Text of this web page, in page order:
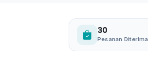
30
Pesanan Diterima